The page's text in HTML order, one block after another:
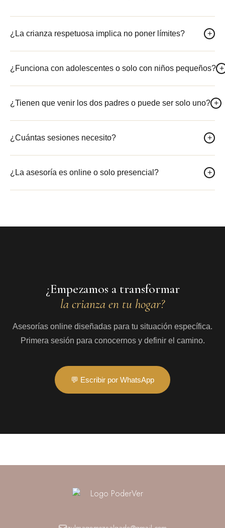
¿La crianza respetuosa implica no poner límites? +
¿Funciona con adolescentes o solo con niños pequeños? +
¿Tienen que venir los dos padres o puede ser solo uno? +
¿Cuántas sesiones necesito? +
¿La asesoría es online o solo presencial? +
¿Empezamos a transformar
la crianza en tu hogar?
Asesorías online diseñadas para tu situación específica.
Primera sesión para conocernos y definir el camino.
💬 Escribir por WhatsApp